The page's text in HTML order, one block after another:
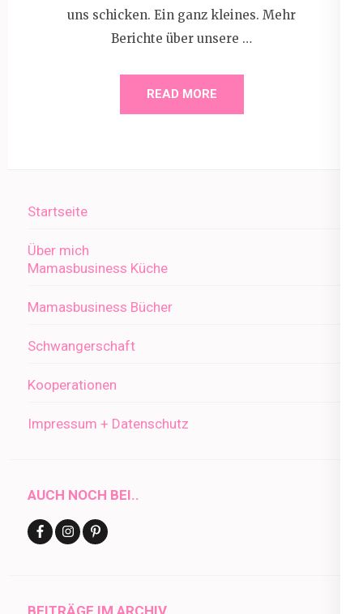
uns schicken. Ein ganz kleines. Mehr
Berichte über unsere …
READ MORE
Startseite
Über mich
Mamasbusiness Küche
Mamasbusiness Bücher
Schwangerschaft
Kooperationen
Impressum + Datenschutz
AUCH NOCH BEI..
BEITRÄGE IM ARCHIV